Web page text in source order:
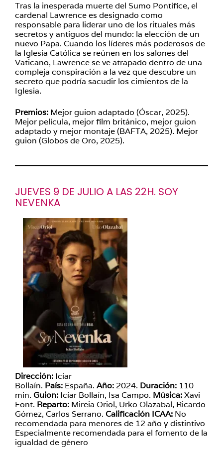
Tras la inesperada muerte del Sumo Pontífice, el
cardenal Lawrence es designado como
responsable para liderar uno de los rituales más
secretos y antiguos del mundo: la elección de un
nuevo Papa. Cuando los líderes más poderosos de
la Iglesia Católica se reúnen en los salones del
Vaticano, Lawrence se ve atrapado dentro de una
compleja conspiración a la vez que descubre un
secreto que podría sacudir los cimientos de la
Iglesia.
Premios: Mejor guion adaptado (Óscar, 2025).
Mejor película, mejor film británico, mejor guion
adaptado y mejor montaje (BAFTA, 2025). Mejor
guion (Globos de Oro, 2025).
JUEVES 9 DE JULIO A LAS 22H. SOY
NEVENKA
Dirección: Icíar
Bollaín. País: España. Año: 2024. Duración: 110
min. Guion: Icíar Bollaín, Isa Campo. Música:Xavi
Font. Reparto: Mireia Oriol, Urko Olazabal, Ricardo
Gómez, Carlos Serrano. Calificación ICAA: No
recomendada para menores de 12 año y distintivo
Especialmente recomendada para el fomento de la
igualdad de género